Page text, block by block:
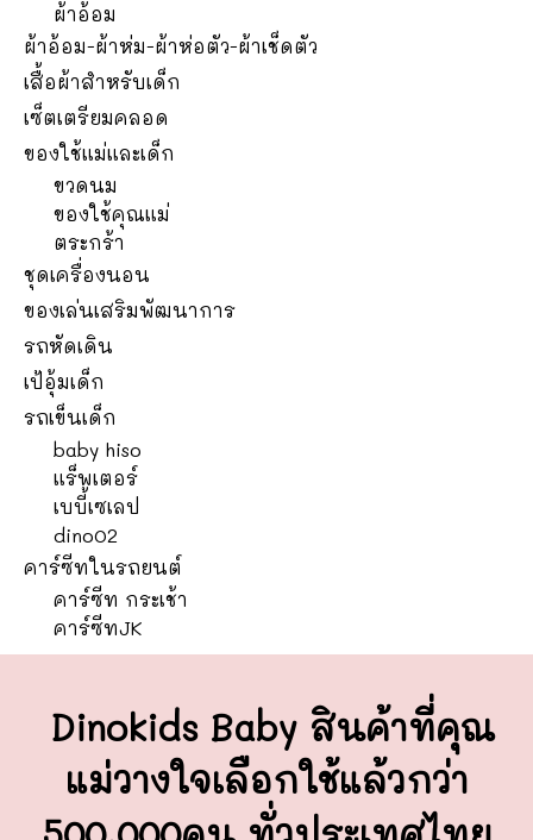
ผ้าอ้อม
ผ้าอ้อม-ผ้าห่ม-ผ้าห่อตัว-ผ้าเช็ดตัว
เสื้อผ้าสำหรับเด็ก
เซ็ตเตรียมคลอด
ของใช้แม่และเด็ก
ขวดนม
ของใช้คุณแม่
ตระกร้า
ชุดเครื่องนอน
ของเล่นเสริมพัฒนาการ
รถหัดเดิน
เป้อุ้มเด็ก
รถเข็นเด็ก
baby hiso
แร็พเตอร์
เบบี้เซเลป
dino02
คาร์ซีทในรถยนต์
คาร์ซีท กระเช้า
คาร์ซีทJK
Dinokids Baby สินค้าที่คุณ
แม่วางใจเลือกใช้แล้วกว่า